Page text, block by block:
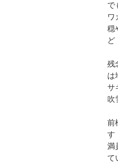
で
ワ
穏
ど
残
は
サ
吹
前
す
満
て